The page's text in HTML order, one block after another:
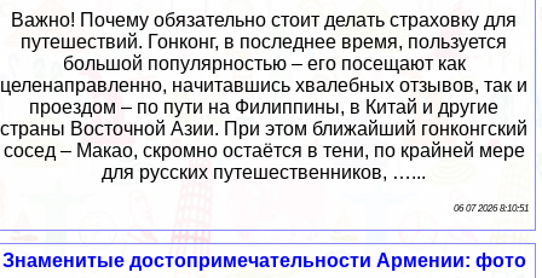
Важно! Почему обязательно стоит делать страховку для
путешествий. Гонконг, в последнее время, пользуется
большой популярностью – его посещают как
целенаправленно, начитавшись хвалебных отзывов, так и
проездом – по пути на Филиппины, в Китай и другие
страны Восточной Азии. При этом ближайший гонконгский
сосед – Макао, скромно остаётся в тени, по крайней мере
для русских путешественников, …...
06 07 2026 8:10:51
Знаменитые достопримечательности Армении: фото